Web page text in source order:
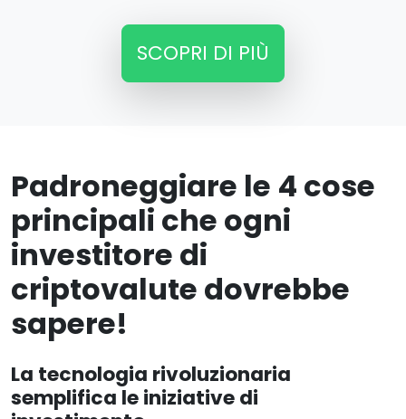
SCOPRI DI PIÙ
Padroneggiare le 4 cose
principali che ogni
investitore di
criptovalute dovrebbe
sapere!
La tecnologia rivoluzionaria
semplifica le iniziative di